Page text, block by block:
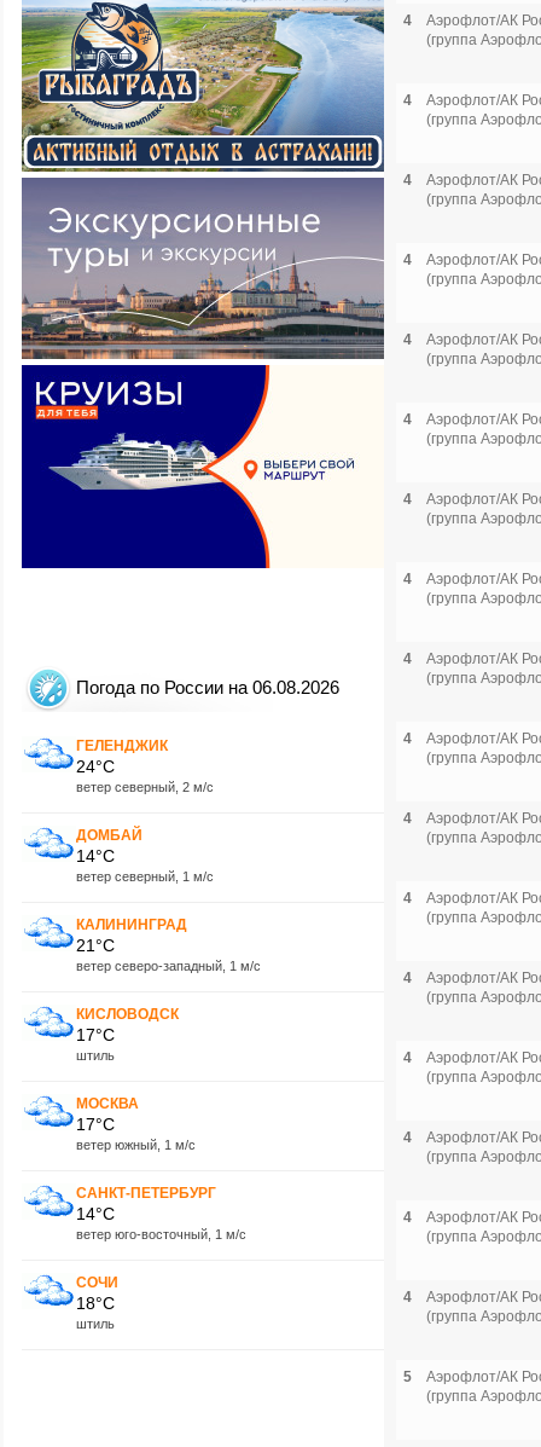
Погода по России на 06.08.2026
ГЕЛЕНДЖИК
24°C
ветер северный, 2 м/с
ДОМБАЙ
14°C
ветер северный, 1 м/с
КАЛИНИНГРАД
21°C
ветер северо-западный, 1 м/с
КИСЛОВОДСК
17°C
штиль
МОСКВА
17°C
ветер южный, 1 м/с
САНКТ-ПЕТЕРБУРГ
14°C
ветер юго-восточный, 1 м/с
СОЧИ
18°C
штиль
4
Аэрофлот/АК
(группа
4
Аэрофлот/АК
(группа
4
Аэрофлот/АК
(группа
4
Аэрофлот/АК
(группа
4
Аэрофлот/АК
(группа
4
Аэрофлот/АК
(группа
4
Аэрофлот/АК
(группа
4
Аэрофлот/АК
(группа
4
Аэрофлот/АК
(группа
4
Аэрофлот/АК
(группа
4
Аэрофлот/АК
(группа
4
Аэрофлот/АК
(группа
4
Аэрофлот/АК
(группа
4
Аэрофлот/АК
(группа
4
Аэрофлот/АК
(группа
4
Аэрофлот/АК
(группа
4
Аэрофлот/АК
(группа
5
Аэрофлот/АК
(группа